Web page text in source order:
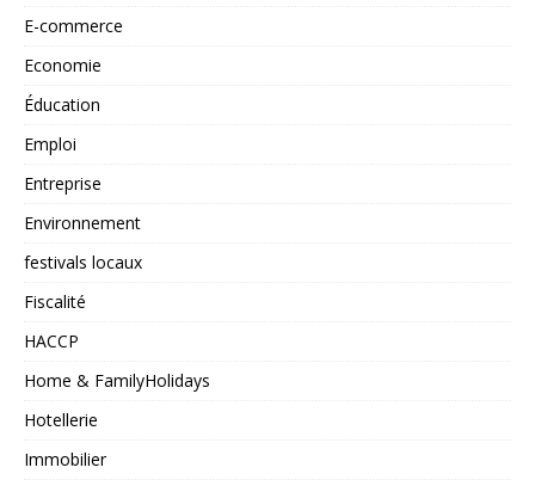
E-commerce
Economie
Éducation
Emploi
Entreprise
Environnement
festivals locaux
Fiscalité
HACCP
Home & FamilyHolidays
Hotellerie
Immobilier